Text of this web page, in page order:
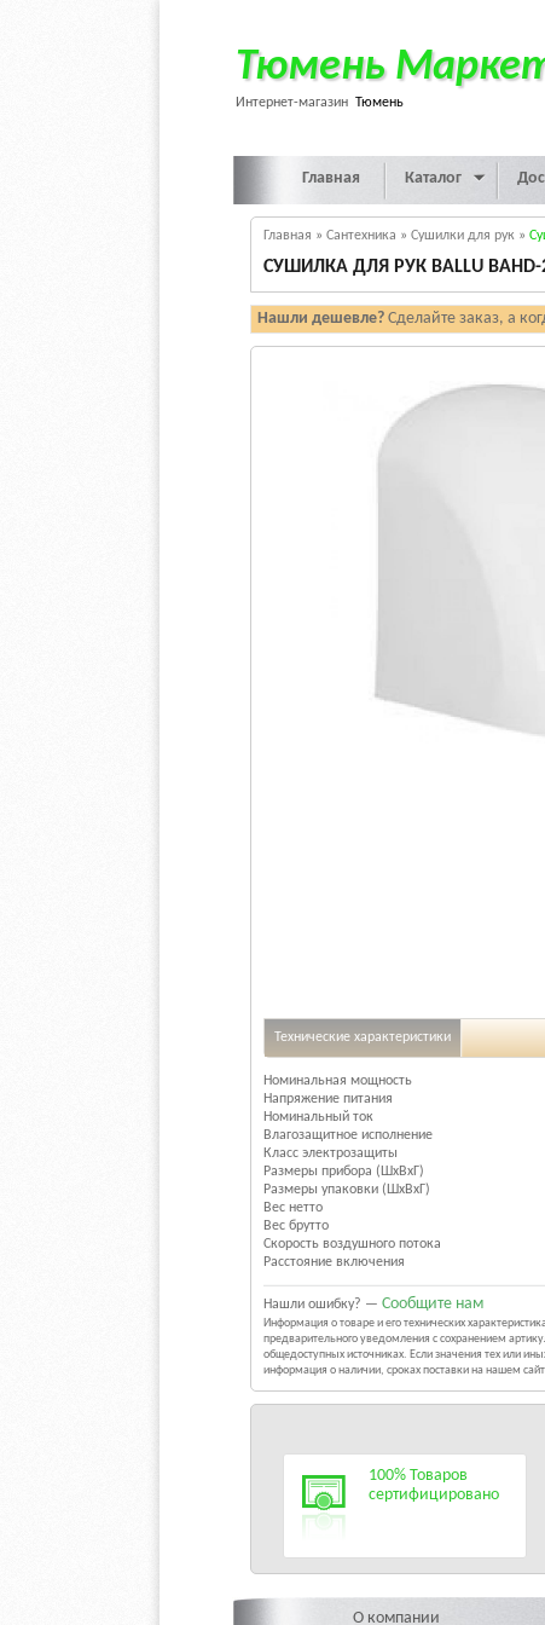
Тюмень
Интернет-магазин Тюмень
Главная Каталог
Главная » Сантехника » Сушилки для рук »
СУШИЛКА ДЛЯ РУК BALLU BAHD-
Нашли дешевле? Сделайте заказ, а
Технические характеристики
Номинальная мощность
Напряжение питания
Номинальный ток
Влагозащитное исполнение
Класс электрозащиты
Размеры прибора (ШхВхГ)
Размеры упаковки (ШхВхГ)
Вес нетто
Вес брутто
Скорость воздушного потока
Расстояние включения
Нашли ошибку? — Сообщите нам
Информация о товаре и его технических
предварительного уведомления с сохранением
общедоступных источниках. Если значения тех или
информация о наличии, сроках поставки на нашем
100% Товаров
сертифицировано
О компании